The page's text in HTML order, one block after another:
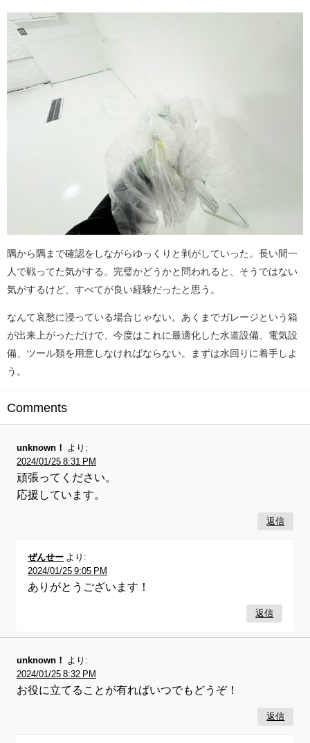
隅から隅まで確認をしながらゆっくりと剥がしていった。長い間一
人で戦ってた気がする。完璧かどうかと問われると、そうではない
気がするけど、すべてが良い経験だったと思う。
なんて哀愁に浸っている場合じゃない。あくまでガレージという箱
が出来上がっただけで、今度はこれに最適化した水道設備、電気設
備、ツール類を用意しなければならない。まずは水回りに着手しよ
う。
Comments
unknown！
より:
2024/01/25 8:31 PM
頑張ってください。
応援しています。
返信
ぜんせー より:
2024/01/25 9:05 PM
ありがとうございます！
返信
unknown！
より:
2024/01/25 8:32 PM
お役に立てることが有ればいつでもどうぞ！
返信